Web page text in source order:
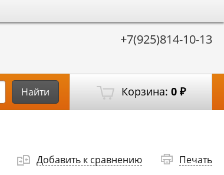
+7(925)814-10-13
Корзина: 0 ₽
Найти
Добавить к сравнению Печать